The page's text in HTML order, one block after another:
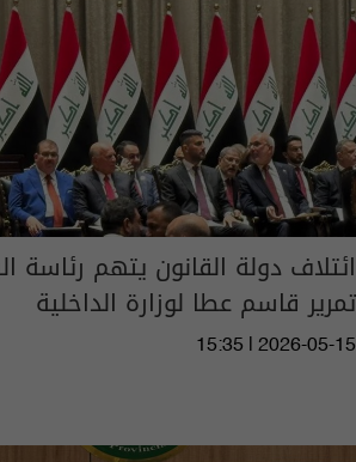
ائتلاف دولة القانون يتهم رئاسة
تمرير قاسم عطا لوزارة الداخلية
15:35 | 2026-05-15